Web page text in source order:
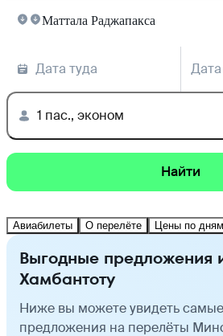
Маттала Раджапакса
Дата туда
1 пас., эконом
Найти
Авиабилеты О перелёте Цены по дням
Выгодные предложения
Хамбантоту
Ниже вы можете увидеть
предложения на перелёты